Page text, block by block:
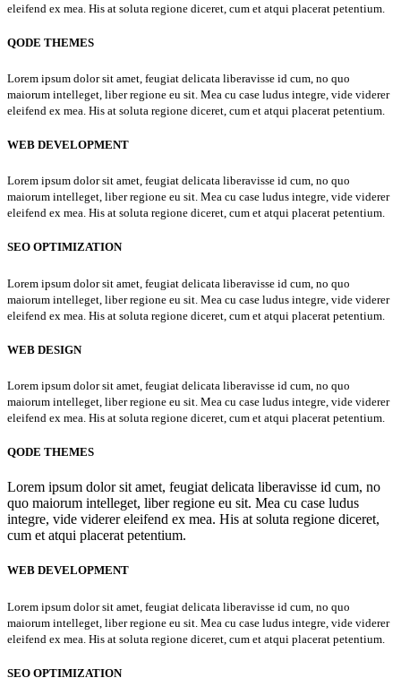
eleifend ex mea. His at soluta regione diceret, cum et atqui placerat petentium.
QODE THEMES
Lorem ipsum dolor sit amet, feugiat delicata liberavisse id cum, no quo
maiorum intelleget, liber regione eu sit. Mea cu case ludus integre, vide viderer
eleifend ex mea. His at soluta regione diceret, cum et atqui placerat petentium.
WEB DEVELOPMENT
Lorem ipsum dolor sit amet, feugiat delicata liberavisse id cum, no quo
maiorum intelleget, liber regione eu sit. Mea cu case ludus integre, vide viderer
eleifend ex mea. His at soluta regione diceret, cum et atqui placerat petentium.
SEO OPTIMIZATION
Lorem ipsum dolor sit amet, feugiat delicata liberavisse id cum, no quo
maiorum intelleget, liber regione eu sit. Mea cu case ludus integre, vide viderer
eleifend ex mea. His at soluta regione diceret, cum et atqui placerat petentium.
WEB DESIGN
Lorem ipsum dolor sit amet, feugiat delicata liberavisse id cum, no quo
maiorum intelleget, liber regione eu sit. Mea cu case ludus integre, vide viderer
eleifend ex mea. His at soluta regione diceret, cum et atqui placerat petentium.
QODE THEMES
Lorem ipsum dolor sit amet, feugiat delicata liberavisse id cum, no
quo maiorum intelleget, liber regione eu sit. Mea cu case ludus
integre, vide viderer eleifend ex mea. His at soluta regione diceret,
cum et atqui placerat petentium.
WEB DEVELOPMENT
Lorem ipsum dolor sit amet, feugiat delicata liberavisse id cum, no quo
maiorum intelleget, liber regione eu sit. Mea cu case ludus integre, vide viderer
eleifend ex mea. His at soluta regione diceret, cum et atqui placerat petentium.
SEO OPTIMIZATION